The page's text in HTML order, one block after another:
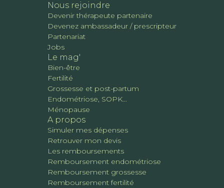
Nous rejoindre
Devenir thérapeute partenaire
Devenez ambassadeur / prescripteur
Partenariat
Jobs
Le mag'
Bien-être
Fertilité
Grossesse et post-partum
Endométriose, SOPK...
Ménopause
A propos
Simuler mes dépenses
Retrouver mon devis
Les remboursements
Remboursement endométriose
Remboursement grossesse
Remboursement fertilité